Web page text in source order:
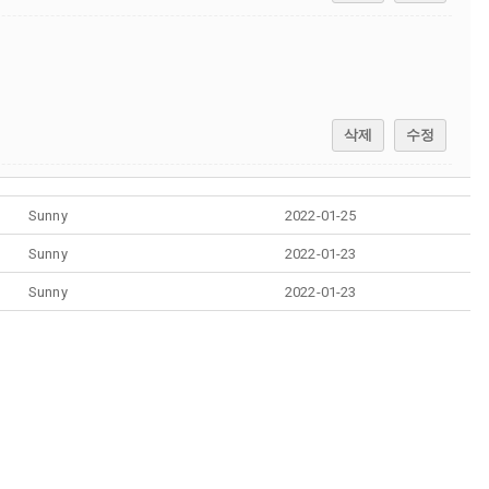
삭제 수정
Sunny 2022-01-25
Sunny 2022-01-23
Sunny 2022-01-23